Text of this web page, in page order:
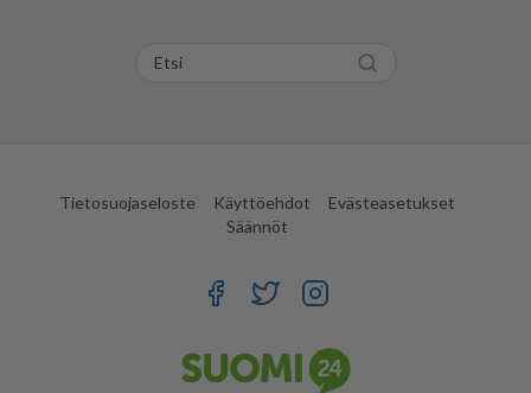
Tietosuojaseloste Käyttöehdot
Evästeasetukset
Säännöt